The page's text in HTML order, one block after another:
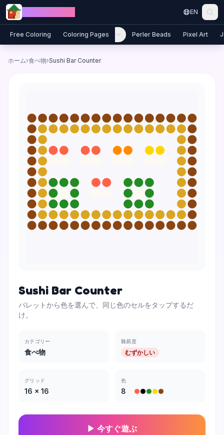
Skip to content
EN
Free Coloring Coloring Pages Perler Beads Pixel Art
ホーム›食べ物›Sushi Bar Counter
Sushi Bar Counter
パレットから色を選んで、同じ色のセルをタップするだ
け。
カテゴリー
食べ物
難易度
むずかしい
グリッド
16 × 16
色
8
▶ 今すぐ遊ぶ